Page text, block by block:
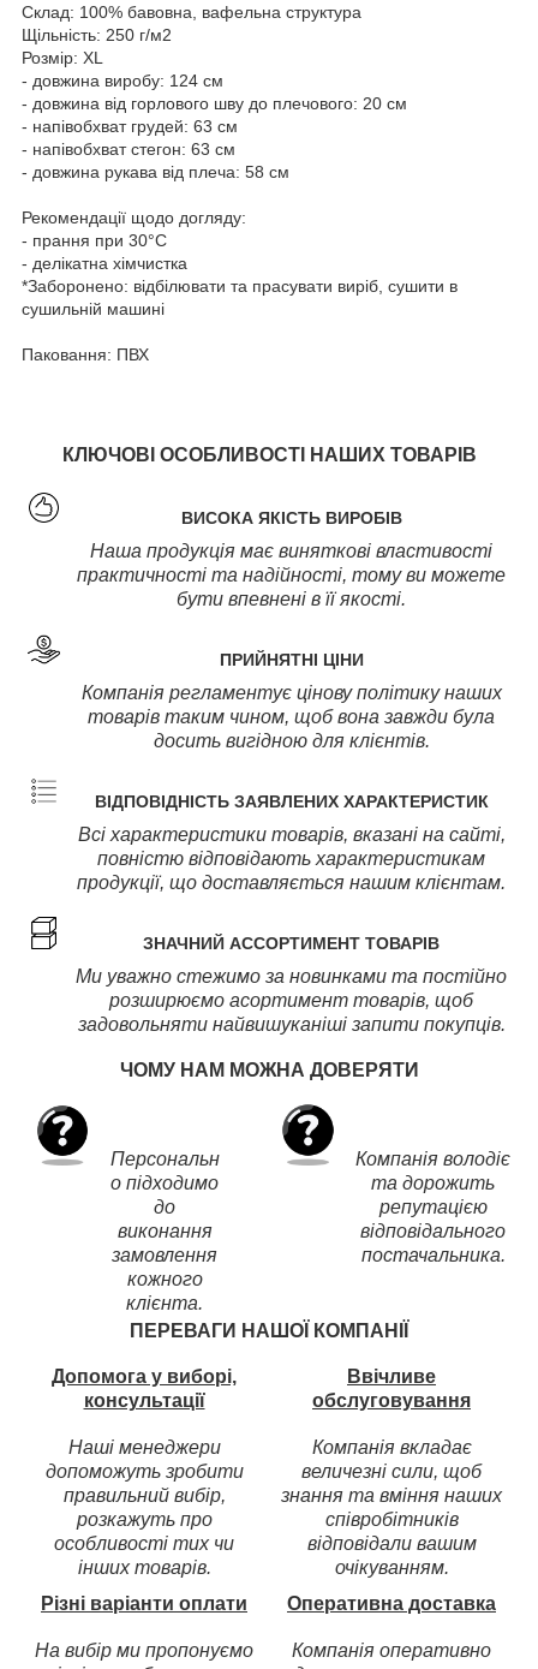
Склад: 100% бавовна, вафельна структура
Щільність: 250 г/м2
Розмір: XL
- довжина виробу: 124 см
- довжина від горлового шву до плечового: 20 см
- напівобхват грудей: 63 см
- напівобхват стегон: 63 см
- довжина рукава від плеча: 58 см
Рекомендації щодо догляду:
- прання при 30°C
- делікатна хімчистка
*Заборонено: відбілювати та прасувати виріб, сушити в
сушильній машині
Паковання: ПВХ
КЛЮЧОВІ ОСОБЛИВОСТІ НАШИХ ТОВАРІВ
ВИСОКА ЯКІСТЬ ВИРОБІВ
Наша продукція має виняткові властивості
практичності та надійності, тому ви можете
бути впевнені в її якості.
ПРИЙНЯТНІ ЦІНИ
Компанія регламентує цінову політику наших
товарів таким чином, щоб вона завжди була
досить вигідною для клієнтів.
ВІДПОВІДНІСТЬ ЗАЯВЛЕНИХ ХАРАКТЕРИСТИК
Всі характеристики товарів, вказані на сайті,
повністю відповідають характеристикам
продукції, що доставляється нашим клієнтам.
ЗНАЧНИЙ АССОРТИМЕНТ ТОВАРІВ
Ми уважно стежимо за новинками та постійно
розширюємо асортимент товарів, щоб
задовольняти найвишуканіші запити покупців.
ЧОМУ НАМ МОЖНА ДОВЕРЯТИ
Персональн
о підходимо
до
виконання
замовлення
кожного
клієнта.
Компанія володіє
та дорожить
репутацією
відповідального
постачальника.
ПЕРЕВАГИ НАШОЇ КОМПАНІЇ
Допомога у виборі,
консультації
Наші менеджери
допоможуть зробити
правильний вибір,
розкажуть про
особливості тих чи
інших товарів.
Ввічливе
обслуговування
Компанія вкладає
величезні сили, щоб
знання та вміння наших
співробітників
відповідали вашим
очікуванням.
Різні варіанти оплати
На вибір ми пропонуємо
Оперативна доставка
Компанія оперативно